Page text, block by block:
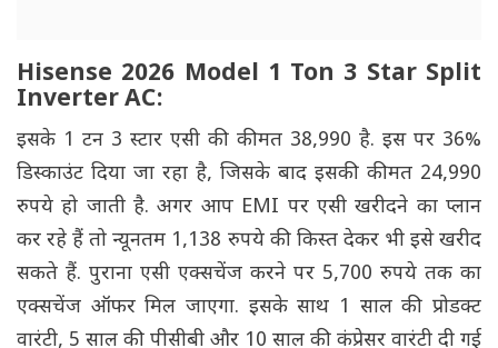
Hisense 2026 Model 1 Ton 3 Star Split
Inverter AC:
इसके 1 टन 3 स्टार एसी की कीमत 38,990 है. इस पर 36%
डिस्काउंट दिया जा रहा है, जिसके बाद इसकी कीमत 24,990
रुपये हो जाती है. अगर आप EMI पर एसी खरीदने का प्लान
कर रहे हैं तो न्यूनतम 1,138 रुपये की किस्त देकर भी इसे खरीद
सकते हैं. पुराना एसी एक्सचेंज करने पर 5,700 रुपये तक का
एक्सचेंज ऑफर मिल जाएगा. इसके साथ 1 साल की प्रोडक्ट
वारंटी, 5 साल की पीसीबी और 10 साल की कंप्रेसर वारंटी दी गई